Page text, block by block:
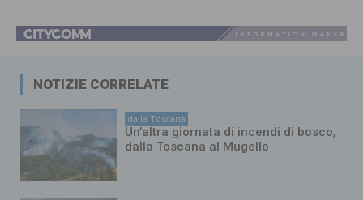
NOTIZIE CORRELATE
dalla Toscana
Un’altra giornata di incendi di bosco,
dalla Toscana al Mugello